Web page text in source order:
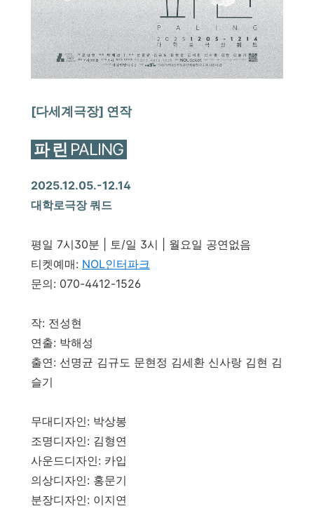
[다세계극장] 연작
파 린 PALING
2025.12.05.-12.14
대학로극장 쿼드
평일 7시30분 | 토/일 3시 | 월요일 공연없음
티켓예매: NOL인터파크
문의: 070-4412-1526
작: 전성현
연출: 박해성
출연: 선명균 김규도 문현정 김세환 신사랑 김현 김
슬기
무대디자인: 박상봉
조명디자인: 김형연
사운드디자인: 카입
의상디자인: 홍문기
분장디자인: 이지연